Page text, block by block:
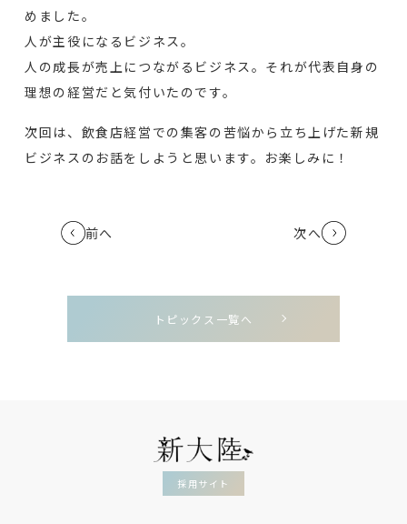
めました。
人が主役になるビジネス。
人の成⻑が売上につながるビジネス。それが代表自身の
理想の経営だと気付いたのです。
次回は、飲食店経営での集客の苦悩から立ち上げた新規
ビジネスのお話をしようと思います。お楽しみに！
前へ 次へ
トピックス一覧へ
採用サイト